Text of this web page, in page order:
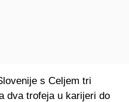
s Celjem tri
dva trofeja u karijeri do